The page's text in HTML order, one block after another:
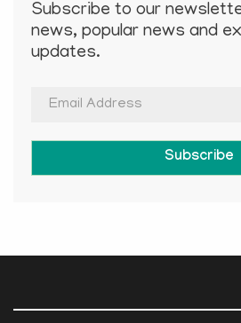
Subscribe to our
news, popular news and
updates.
Subscribe